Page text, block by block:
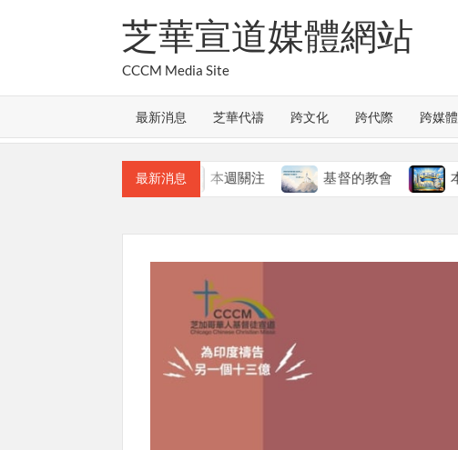
芝華宣道媒體網站
CCCM Media Site
最新消息 芝華代禱 跨文化 跨代際 跨媒體
最新消息
本週關注 基督的教會 本週關注